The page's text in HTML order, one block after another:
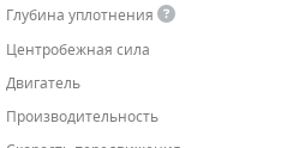
Глубина уплотнения
Центробежная сила
Двигатель
Производительность
ДАТЧИКИ
РУКАВА ВЫСОКОГО ДАВЛЕНИЯ (РВД)